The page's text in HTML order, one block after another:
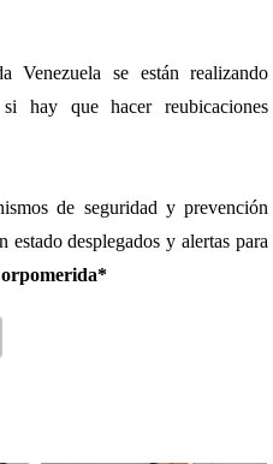
se están realizando
hay que hacer reubicaciones
de seguridad y prevención
estado desplegados y alertas para